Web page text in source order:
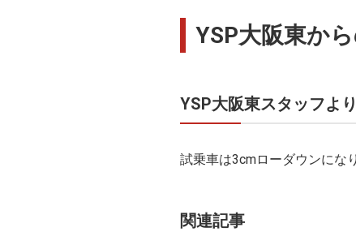
YSP大阪東か
YSP大阪東スタッフより
試乗車は3cmローダウンにな
関連記事